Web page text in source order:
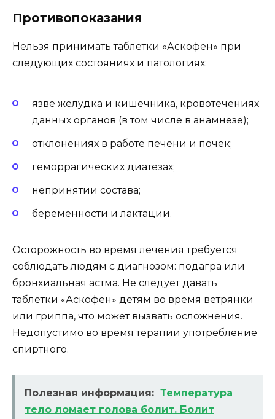
Противопоказания
Нельзя принимать таблетки «Аскофен» при
следующих состояниях и патологиях:
язве желудка и кишечника, кровотечениях
данных органов (в том числе в анамнезе);
отклонениях в работе печени и почек;
геморрагических диатезах;
непринятии состава;
беременности и лактации.
Осторожность во время лечения требуется
соблюдать людям с диагнозом: подагра или
бронхиальная астма. Не следует давать
таблетки «Аскофен» детям во время ветрянки
или гриппа, что может вызвать осложнения.
Недопустимо во время терапии употребление
спиртного.
Полезная информация: Температура
тело ломает голова болит. Болит